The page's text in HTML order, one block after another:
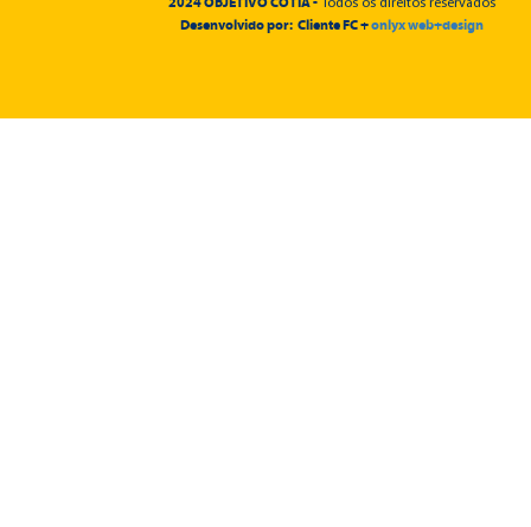
Todos os direitos reservados
Desenvolvido por: Cliente FC +onlyx web+design